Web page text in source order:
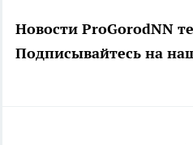
Новости ProGorodNN
Подписывайтесь на